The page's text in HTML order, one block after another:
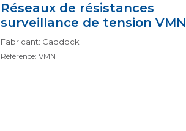
Réseaux de résistances
surveillance de tension VMN
Fabricant: Caddock
Référence: VMN